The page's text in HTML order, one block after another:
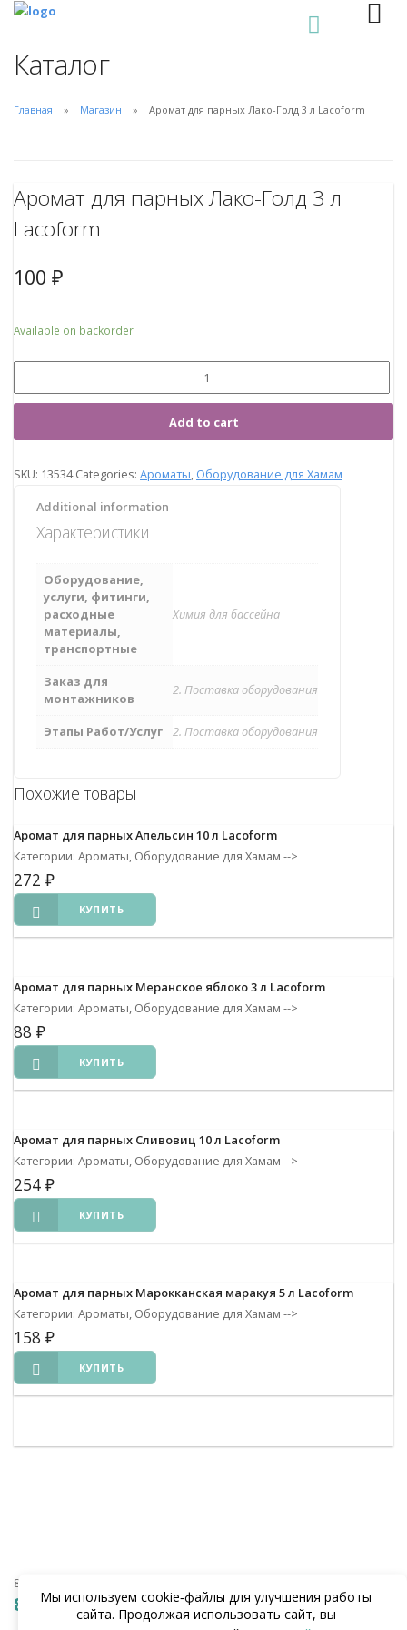
Каталог
Главная Магазин Аромат для парных Лако-Голд 3 л Lacoform
Аромат для парных Лако-Голд 3 л
Lacoform
100 ₽
Available on backorder
Add to cart
SKU: 13534 Categories: Ароматы, Оборудование для Хамам
Additional information
Характеристики
Оборудование,
услуги, фитинги,
расходные
материалы,
транспортные
Химия для бассейна
Заказ для
монтажников
2. Поставка оборудования
Этапы Работ/Услуг 2. Поставка оборудования
Похожие товары
Аромат для парных Апельсин 10 л Lacoform
Категории: Ароматы, Оборудование для Хамам -->
272 ₽
КУПИТЬ
Аромат для парных Меранское яблоко 3 л Lacoform
Категории: Ароматы, Оборудование для Хамам -->
88 ₽
КУПИТЬ
Аромат для парных Сливовиц 10 л Lacoform
Категории: Ароматы, Оборудование для Хамам -->
254 ₽
КУПИТЬ
Аромат для парных Марокканская маракуя 5 л Lacoform
Категории: Ароматы, Оборудование для Хамам -->
158 ₽
КУПИТЬ
8 (938) 441-20-90
8 (862) 291-20-90
Мы используем cookie‑файлы для улучшения работы
сайта. Продолжая использовать сайт, вы